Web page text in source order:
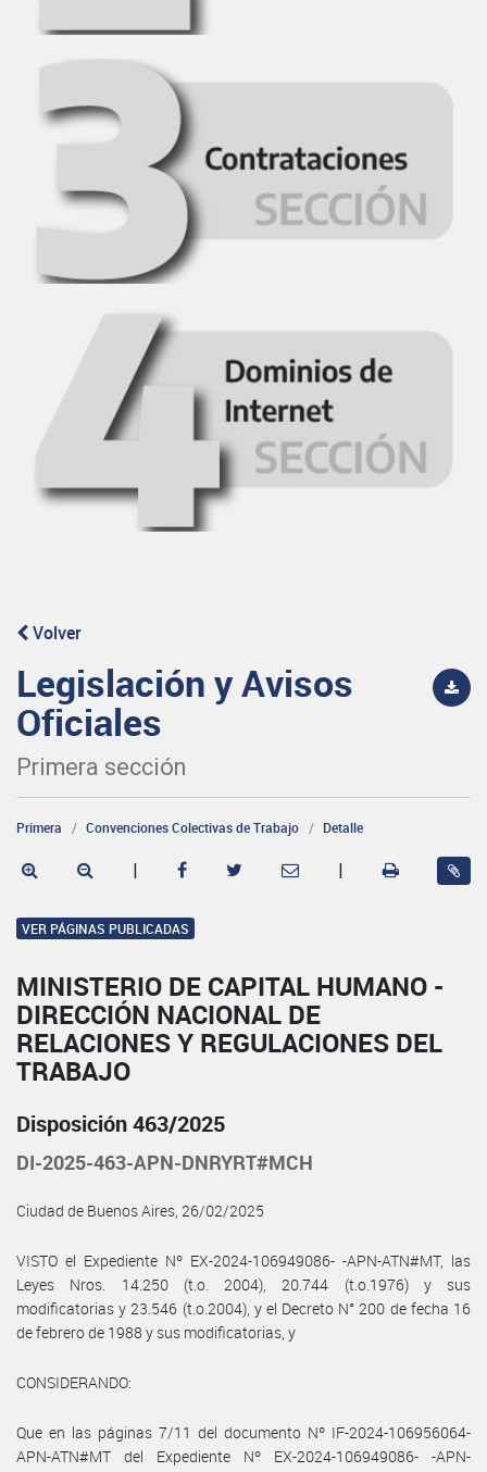
Volver
Legislación y Avisos
Oficiales
Primera sección
Primera Convenciones Colectivas de Trabajo Detalle
| |
VER PÁGINAS PUBLICADAS
MINISTERIO DE CAPITAL HUMANO -
DIRECCIÓN NACIONAL DE
RELACIONES Y REGULACIONES DEL
TRABAJO
Disposición 463/2025
DI-2025-463-APN-DNRYRT#MCH
Ciudad de Buenos Aires, 26/02/2025
VISTO el Expediente Nº EX-2024-106949086- -APN-ATN#MT, las
Leyes Nros. 14.250 (t.o. 2004), 20.744 (t.o.1976) y sus
modificatorias y 23.546 (t.o.2004), y el Decreto N° 200 de fecha 16
de febrero de 1988 y sus modificatorias, y
CONSIDERANDO:
Que en las páginas 7/11 del documento Nº IF-2024-106956064-
APN-ATN#MT del Expediente Nº EX-2024-106949086- -APN-